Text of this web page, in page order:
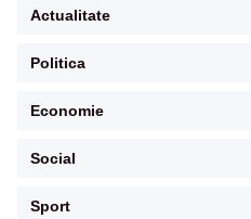
Actualitate
Politica
Economie
Social
Sport